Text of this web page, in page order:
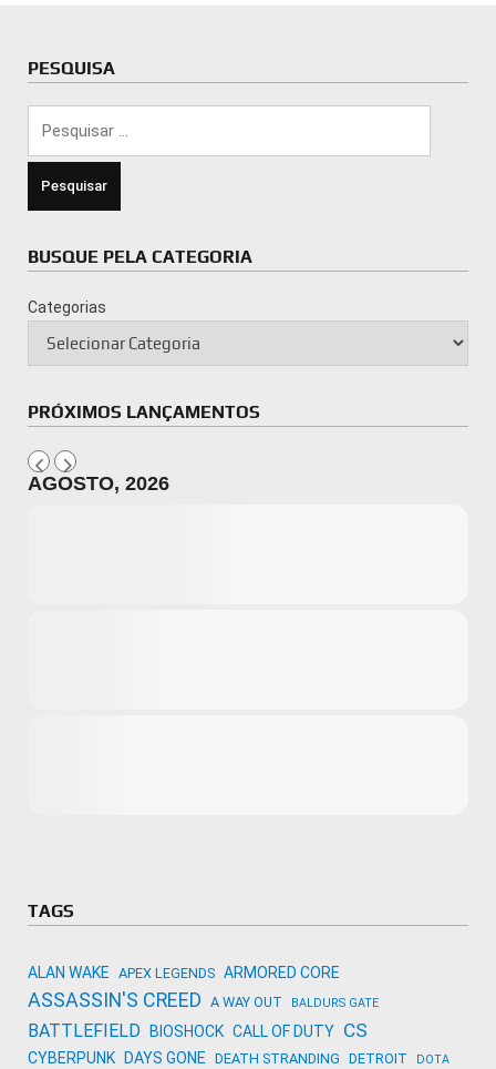
PESQUISA
BUSQUE PELA CATEGORIA
Categorias
PRÓXIMOS LANÇAMENTOS
AGOSTO, 2026
TAGS
ALAN WAKE APEX LEGENDS ARMORED CORE
ASSASSIN'S CREED A WAY OUT BALDURS GATE
BATTLEFIELD BIOSHOCK CALL OF DUTY CS
CYBERPUNK DAYS GONE DEATH STRANDING DETROIT DOTA